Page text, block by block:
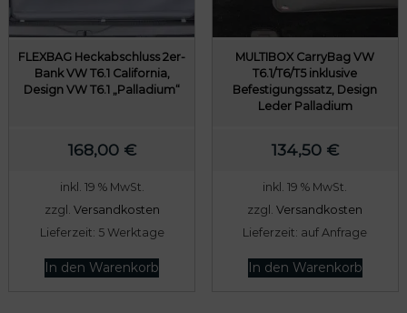
FLEXBAG Heckabschluss 2er-
Bank VW T6.1 California,
Design VW T6.1 „Palladium“
168,00 €
inkl. 19 % MwSt.
zzgl. Versandkosten
Lieferzeit: 5 Werktage
In den Warenkorb
MULTIBOX CarryBag VW
T6.1/T6/T5 inklusive
Befestigungssatz, Design
Leder Palladium
134,50 €
inkl. 19 % MwSt.
zzgl.Versandkosten
Lieferzeit: auf Anfrage
In den Warenkorb